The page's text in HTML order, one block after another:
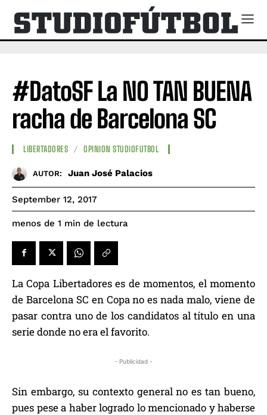
#DatoSF La NO TAN BUENA
racha de Barcelona SC
LIBERTADORES OPINION STUDIOFUTBOL
AUTOR: Juan José Palacios
September 12, 2017
menos de 1 min de lectura
La Copa Libertadores es de momentos, el momento
de Barcelona SC en Copa no es nada malo, viene de
pasar contra uno de los candidatos al título en una
serie donde no era el favorito.
- Publicidad -
Sin embargo, su contexto general no es tan bueno,
pues pese a haber logrado lo mencionado y haberse